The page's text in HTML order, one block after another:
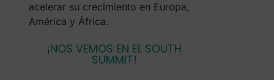
acelerar su crecimiento en Europa,
América y África.
¡NOS VEMOS EN EL SOUTH
SUMMIT!